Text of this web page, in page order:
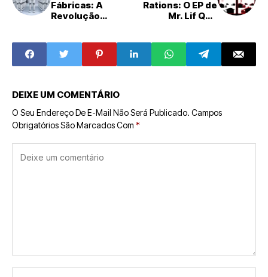
Fábricas: A
Revolução
da Segurança
Rations: O EP de
Mr. Lif Que
Setembro
DEIXE UM COMENTÁRIO
O Seu Endereço De E-Mail Não Será Publicado. Campos
Obrigatórios São Marcados Com *